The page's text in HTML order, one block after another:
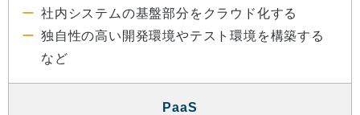
社内システムの基盤部分をクラウド化する
独自性の高い開発環境やテスト環境を構築する
など
PaaS